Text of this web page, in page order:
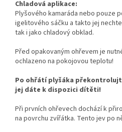
Chladová aplikace:
Plyšového kamaráda nebo pouze
igelitového sáčku a takto jej
tak i jako chladový obklad.
Před opakovaným ohřevem je
ochlazeno na pokojovou teplotu!
Po ohřátí plyšáka
jej dáte k dispozici dítěti!
Při prvních ohřevech dochází k
na povrchu zvířátka. Tento jev po